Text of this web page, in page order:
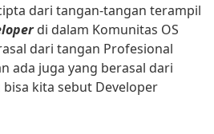
dari tangan-tangan terampil
di dalam Komunitas OS
dari tangan Profesional
ada juga yang berasal dari
kita sebut Developer